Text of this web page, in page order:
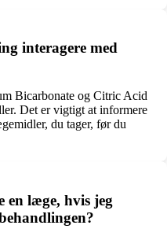
interagere med
Bicarbonate og Citric Acid
Det er vigtigt at informere
du tager, før du
en læge, hvis jeg